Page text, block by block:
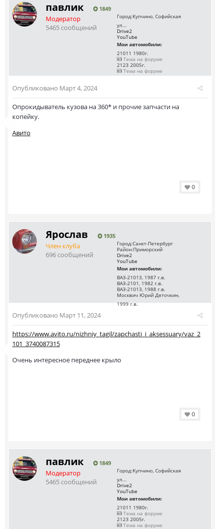
павлик 1849
Модератор
5465 сообщений
Город:Купчино, Софийская
ул...
Drive2
YouTube
Мои автомобили:
21011 1980г.
Тема на форуме
2123 2005г.
Тема на форуме
Опубликовано Март 4, 2024
Опрокидыватель кузова на 360* и прочие запчасти на
копейку.
Авито
0
Ярослав 1935
Член клуба
696 сообщений
Город:Санкт-Петербург
Район:Приморский
Drive2
YouTube
Мои автомобили:
ВАЗ-21013, 1987 г.в.
ВАЗ-2101, 1982 г.в.
ВАЗ-21013, 1988 г.в.
Москвич Юрий Деточкин,
1999 г.в.
Опубликовано Март 11, 2024
https://www.avito.ru/nizhniy_tagil/zapchasti_i_aksessuary/vaz_2
101_3740087315
Очень интересное переднее крыло
0
павлик 1849
Модератор
5465 сообщений
Город:Купчино, Софийская
ул...
Drive2
YouTube
Мои автомобили:
21011 1980г.
Тема на форуме
2123 2005г.
Тема на форуме